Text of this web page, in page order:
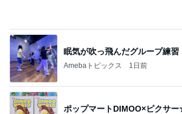
ポップマートDIMOO×ピクサー☆
ディズニーファン Dのブログ
若乃花 とろろ蕎麦と餃子で一人